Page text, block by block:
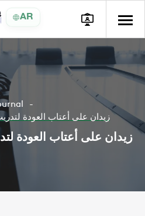
AR
زيدان على أعتاب العودة